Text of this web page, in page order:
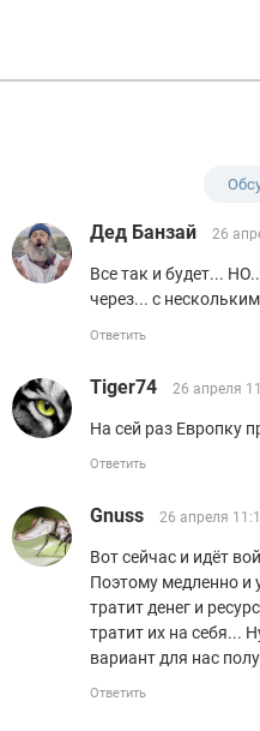
Дед Банзай 26
Все так и будет...
через... с
Ответить
Tiger74 26 апреля
На сей раз Европку
Ответить
Gnuss 26 апреля
Вот сейчас и идёт
Поэтому медленно и
тратит денег и
тратит их на себя...
вариант для нас
Ответить